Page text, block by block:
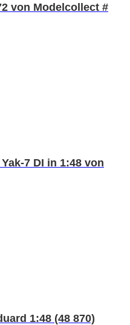
von Modelcollect #
7 DI in 1:48 von
1:48 (48 870)